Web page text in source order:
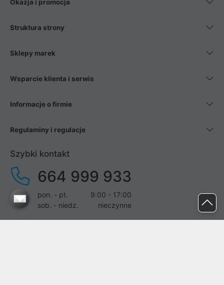
Okazja i promocja
Struktura strony
Sklepy marek
Wsparcie klienta i serwis
Informacje o firmie
Regulaminy i regulacje
Szybki kontakt
664 999 933
pon. - pt.
9:00 - 17:00
sob. - niedz.
nieczynne